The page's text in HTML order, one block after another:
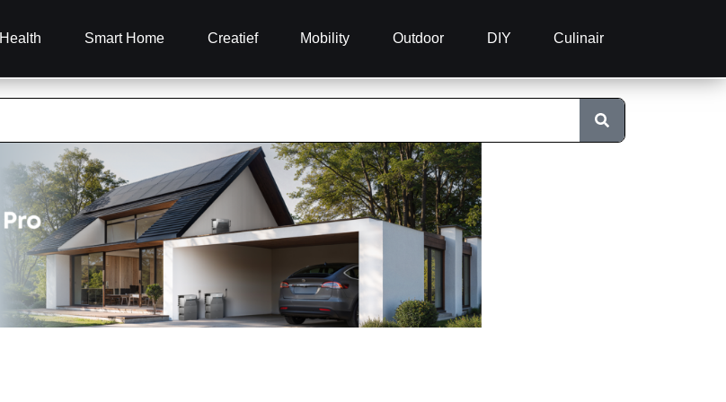
Health Smart Home Creatief Mobility Outdoor DIY Culinair